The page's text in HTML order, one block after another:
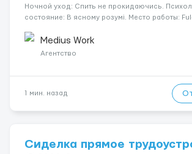
Ночной уход: Спить не прокидаючись.
состояние: В ясному розумі. Место работы:
Мобильность пациента: Мобільний. Условия
Medius Work
Агентство
1 мин. назад
Сиделка прямое